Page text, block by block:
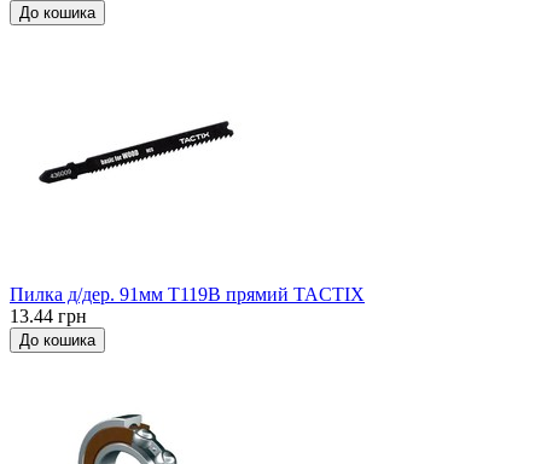
До кошика
Пилка д/дер. 91мм Т119В прямий TACTIX
13.44 грн
До кошика